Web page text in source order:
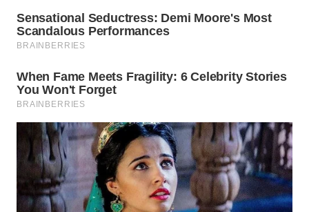
WN
INDRAMAYU
WN
KUNINGAN
WN
MAJALENGKA
WN
SUBANG